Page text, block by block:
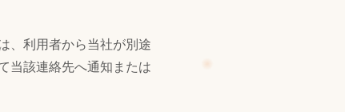
、利用者から当社が別途
当該連絡先へ通知または